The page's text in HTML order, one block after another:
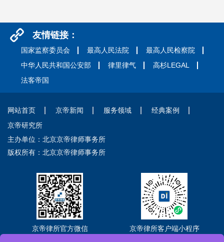
友情链接：
国家监察委员会 最高人民法院
最高人民检察院
中华人民共和国公安部
律里律气
高杉LEGAL
法客帝国
网站首页 京帝新闻 服务领域
经典案例
京帝研究所
主办单位：北京京帝律师事务所
版权所有：北京京帝律师事务所
京帝律所官方微信 京帝律所客户端小程序